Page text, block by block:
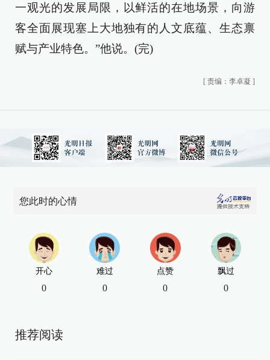
一观光的发展局限，以鲜活的在地场景，向游
客全面展现塞上大地独有的人文底蕴、生态禀
赋与产业特色。”他说。(完)
[ 责编：李卓凝 ]
您此时的心情
开心
0
难过
0
点赞
0
飘过
0
推荐阅读